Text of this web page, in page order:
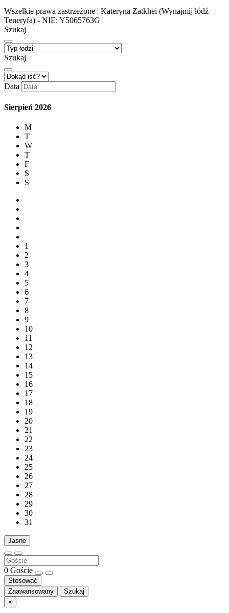
Wszelkie prawa zastrzeżone | Kateryna Zatkhei (Wynajmij łódź
Teneryfa) - NIE: Y5065763G
Szukaj
Szukaj
Data
Sierpień 2026
M
T
W
T
F
S
S
1
2
3
4
5
6
7
8
9
10
11
12
13
14
15
16
17
18
19
20
21
22
23
24
25
26
27
28
29
30
31
Jasne
0 Goście
Stosować
Zaawansowany
Szukaj
×